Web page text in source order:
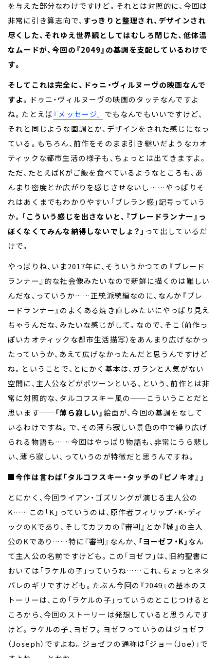
を与えた部分なわけですけど。それとは対照的に、今回は
非常に引き算志向で、 すっきりと整理され、デザインされ
尽くした、それゆえ世界観としてはむしろ閉じた、低体温
なムードが、今回の『2049』の基調を支配しているわけで
す。
そしてこれは完全に、ドゥニ・ヴィルヌーヴの映画なんで
すよ。ドゥニ・ヴィルヌーヴの映画のタッチなんですよ
ね。たとえば 『メッセージ』 でもなんでもいいですけど、
それと同じような画調とか、デザインをされた感じになっ
ている。もちろん、前作をそのまま引き継いだようなカオ
ティックな都市生活の様子も、ちょっとは出てきますよ。
ただ、たとえばKがご飯を食べているようなところも、あ
んまり密度とか広がりを感じさせないし……やっぱりそ
れはあくまでもわかりやすい「ブレラン感」記号っていう
か。 「こういう感じを出さないと、『ブレードランナー』っ
ぽくなくてみんな納得しないでしょ？」 って出しているだ
けで。
やっぱりね、いま2017年に、そういうかつての『ブレード
ランナー』的な社会像みたいなので新鮮に描くのは難しい
んだな、っていうか……正統派続編なのに、なんか『ブレ
ードランナー』のよくある焼き直しみたいにやっぱり見え
ちゃうんだな、みたいな感じがして。なので、そこ（前作っ
ぽいカオティックな都市生活描写）をあんまり広げなかっ
たっていうか、あえて広げなかったんだと思うんですけど
ね。ということで、とにかく基本は、ガランと人気がない
空間に、主人公などがポツーンといる、という、前作とは非
常に対照的な、タルコフスキー風の──こういうことだと
思います──「薄ら寂しい」絵面が、今回の基調をなして
いるわけですね。で、その薄ら寂しい景色の中で繰り広げ
られる物語も……今回はやっぱり物語も、非常にうら悲し
い、薄ら寂しい、っていうのが特徴だと思うんですね。
■今作は言わば「タルコフスキー・タッチの『ピノキオ』」
とにかく、今回ライアン・ゴズリングが演じる主人公の
K……この「K」っていうのは、原作者フィリップ・K・ディ
ックのKであり、そしてカフカの『審判』とか『城』の主人
公のKであり……特に『審判』なんか、 「ヨーゼフ・K」 なん
て主人公の名前ですけども。この「ヨゼフ」は、旧約聖書に
おいては「ラケルの子」っていうね……これ、ちょっとネタ
バレのギリですけども。たぶん今回の『2049』の基本のス
トーリーは、この「ラケルの子」っていうのとこじつけると
ころから、今回のストーリーは発想していると思うんです
けど。ラケルの子、ヨゼフ。ヨゼフっていうのはジョゼフ
（Joseph）ですよね。ジョゼフの通称は「ジョー（Joe）」で